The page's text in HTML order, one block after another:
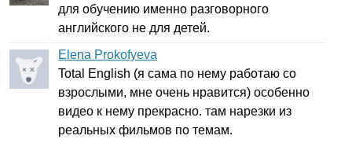
для обучению именно разговорного
английского не для детей.
Elena Prokofyeva
Total
English (я сама по нему работаю со
взрослыми, мне очень нравится) особенно
видео к нему прекрасно. там нарезки из
реальных фильмов по темам.